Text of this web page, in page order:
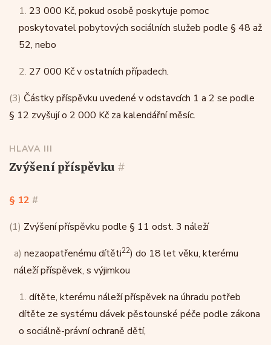
1. 23 000 Kč, pokud osobě poskytuje pomoc
poskytovatel pobytových sociálních služeb podle § 48 až
52, nebo
2. 27 000 Kč v ostatních případech.
(3) Částky příspěvku uvedené v odstavcích 1 a 2 se podle
§ 12 zvyšují o 2 000 Kč za kalendářní měsíc.
HLAVA III
zvýšení příspěvku #
§ 12 #
(1) Zvýšení příspěvku podle § 11 odst. 3 náleží
a) nezaopatřenému dítěti22) do 18 let věku, kterému
náleží příspěvek, s výjimkou
1. dítěte, kterému náleží příspěvek na úhradu potřeb
dítěte ze systému dávek pěstounské péče podle zákona
o sociálně-právní ochraně dětí,